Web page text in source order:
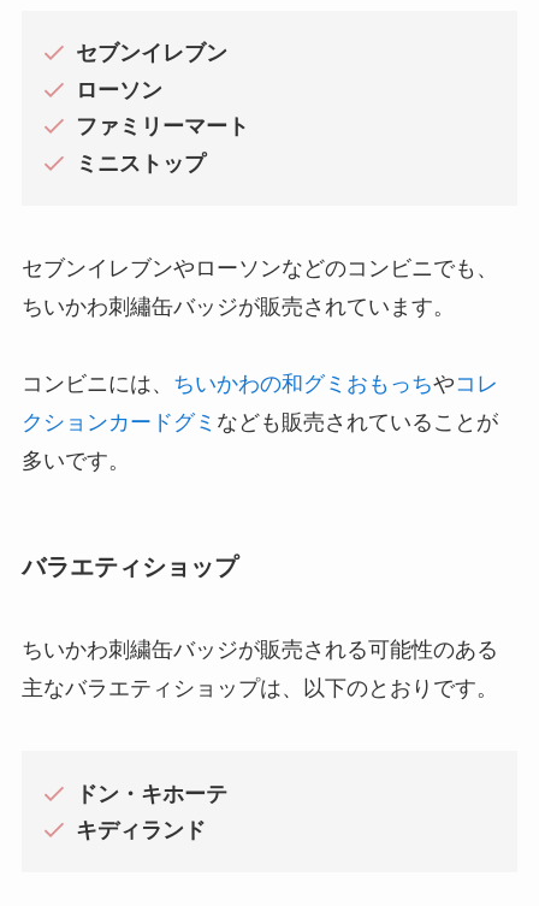
セブンイレブン
ローソン
ファミリーマート
ミニストップ
セブンイレブンやローソンなどのコンビニでも、
ちいかわ刺繡缶バッジが販売されています。
コンビニには、 ちいかわの和グミおもっちやコレ
クションカードグミ なども販売されていることが
多いです。
バラエティショップ
ちいかわ刺繍缶バッジが販売される可能性のある
主なバラエティショップは、以下のとおりです。
ドン・キホーテ
キディランド